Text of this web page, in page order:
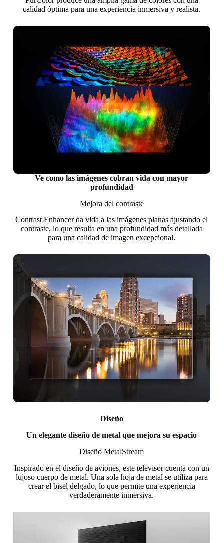
calidad óptima para una experiencia inmersiva y realista.
Ve como las imágenes cobran vida con mayor
profundidad
Mejora del contraste
Contrast Enhancer da vida a las imágenes planas ajustando el
contraste, lo que resulta en una profundidad más detallada
para una calidad de imagen excepcional.
Diseño
Un elegante diseño de metal que mejora su espacio
Diseño MetalStream
Inspirado en el diseño de aviones, este televisor cuenta con un
lujoso cuerpo de metal. Una sola hoja de metal se utiliza para
crear el bisel delgado, lo que permite una experiencia
verdaderamente inmersiva.